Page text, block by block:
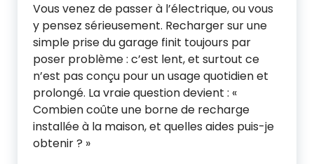
Vous venez de passer à l’électrique, ou vous
y pensez sérieusement. Recharger sur une
simple prise du garage finit toujours par
poser problème : c’est lent, et surtout ce
n’est pas conçu pour un usage quotidien et
prolongé. La vraie question devient : «
Combien coûte une borne de recharge
installée à la maison, et quelles aides puis-je
obtenir ? »